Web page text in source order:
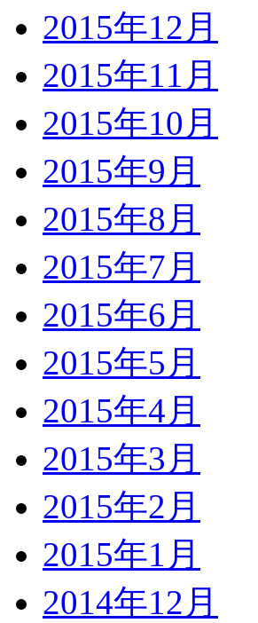
2015年12月
2015年11月
2015年10月
2015年9月
2015年8月
2015年7月
2015年6月
2015年5月
2015年4月
2015年3月
2015年2月
2015年1月
2014年12月